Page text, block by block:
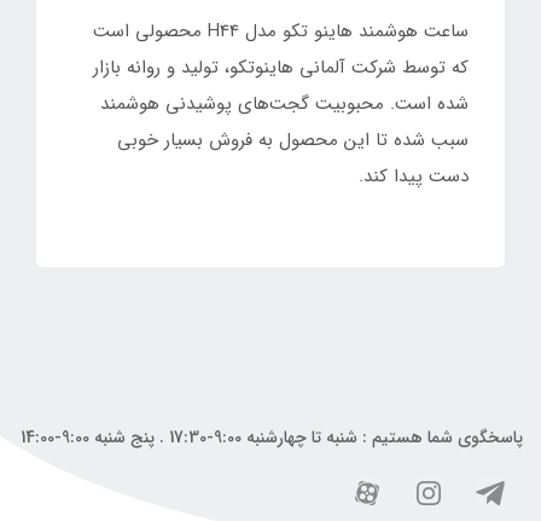
ساعت هوشمند هاینو تکو مدل H44 محصولی است
که توسط شرکت آلمانی هاینوتکو، تولید و روانه بازار
شده است. محبوبیت گجت‌های پوشیدنی هوشمند
سبب شده تا این محصول به فروش بسیار خوبی
دست پیدا کند.
پاسخگوی شما هستیم : شنبه تا چهارشنبه 9:00-17:30 . پنج شنبه 9:00-14:00